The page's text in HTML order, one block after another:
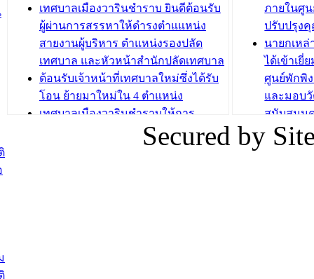
ถักทอผลิตภัณฑ์จากถุงพลาสติก)
บทความ อื่นๆ ...
ปรึกษาห
วัยของอ
บทความ อื่นๆ ...
เทศบาลเมืองวารินชำราบ ยินดีต้อนรับ
ผู้ผ่านการสรรหาให้ดำรงตำแแหน่ง
สายงานผู้บริหาร ตำแหน่งรองปลัด
เทศบาล และหัวหน้าสำนักปลัดเทศบาล
ต้อนรับเจ้าหน้าที่เทศบาลใหม่ซึ่งได้รับ
โอน ย้ายมาใหม่ใน 4 ตำแหน่ง
เทศบาลเมืองวารินชำราบให้การ
ต้อนรับพนักงานเทศบาลผู้ผ่านการ
สรรหาให้ดำรงตำแหน่งสายงานผู้
ภายในศู
ปรับปรุง
นายกเห
ได้เข้าเยี่
ศูนย์พักพิ
และมอบ
สนับสนุน
ภัยน้ำท่วม
ภาพบรร
Secured by